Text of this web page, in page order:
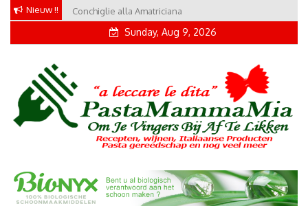
Skip
content
Nieuw !! Conchiglie alla Amatriciana
Tortellini con Proscuitto
Sunday, Aug 9, 2026
Pastamammamia
Pastarecepten om je vingers bij af te likken